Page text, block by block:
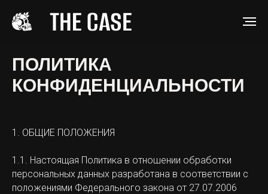
ПОЛИТИКА
КОНФИДЕНЦИАЛЬНОСТИ
1. ОБЩИЕ ПОЛОЖЕНИЯ
1.1. Настоящая Политика в отношении обработки
персональных данных разработана в соответствии с
положениями Федерального закона от 27.07.2006